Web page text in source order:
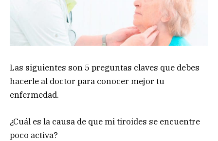
Las siguientes son 5 preguntas claves que debes
hacerle al doctor para conocer mejor tu
enfermedad.
¿Cuál es la causa de que mi tiroides se encuentre
poco activa?